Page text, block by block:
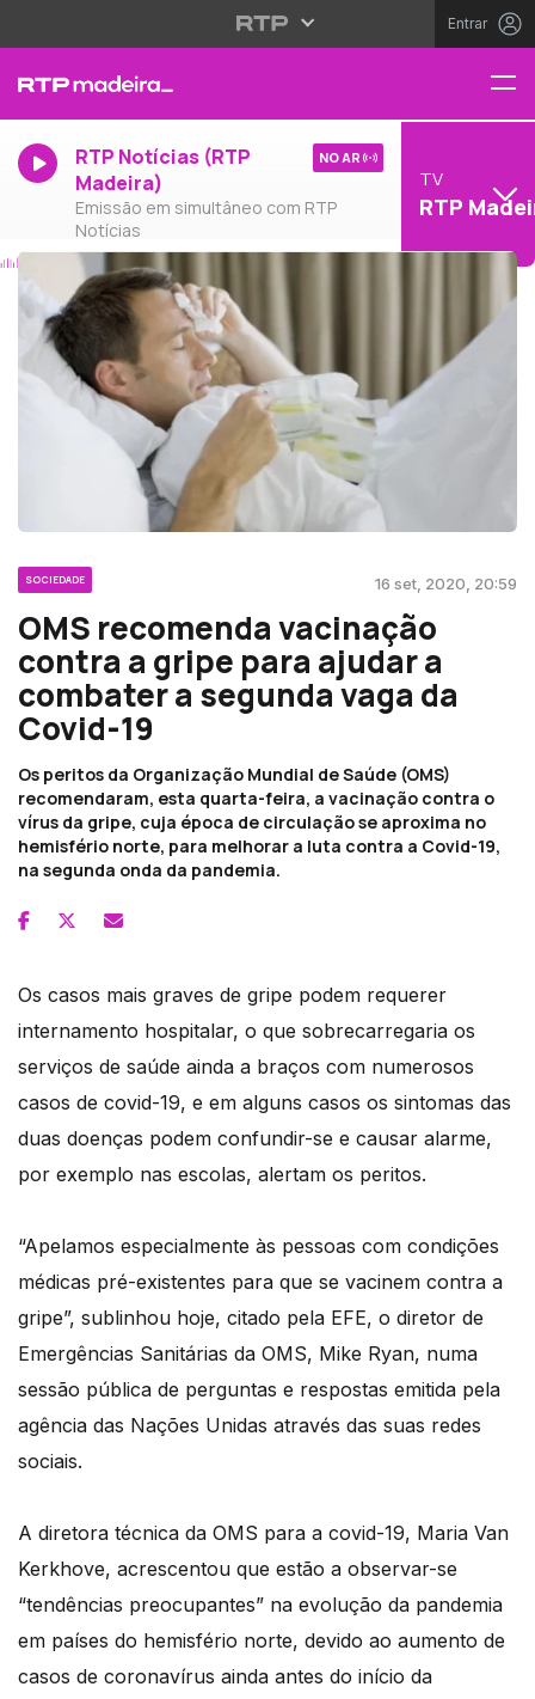
Entrar
RTP Notícias (RTP
Madeira)
Emissão em simultâneo com RTP
Notícias
NO AR
TV
RTP
SOCIEDADE 16 set, 2020, 20:59
OMS recomenda vacinação
contra a gripe para ajudar a
combater a segunda vaga da
Covid-19
Os peritos da Organização Mundial de Saúde (OMS)
recomendaram, esta quarta-feira, a vacinação contra o
vírus da gripe, cuja época de circulação se aproxima no
hemisfério norte, para melhorar a luta contra a Covid-19,
na segunda onda da pandemia.
Os casos mais graves de gripe podem requerer
internamento hospitalar, o que sobrecarregaria os
serviços de saúde ainda a braços com numerosos
casos de covid-19, e em alguns casos os sintomas das
duas doenças podem confundir-se e causar alarme,
por exemplo nas escolas, alertam os peritos.
“Apelamos especialmente às pessoas com condições
médicas pré-existentes para que se vacinem contra a
gripe”, sublinhou hoje, citado pela EFE, o diretor de
Emergências Sanitárias da OMS, Mike Ryan, numa
sessão pública de perguntas e respostas emitida pela
agência das Nações Unidas através das suas redes
sociais.
A diretora técnica da OMS para a covid-19, Maria Van
Kerkhove, acrescentou que estão a observar-se
“tendências preocupantes” na evolução da pandemia
em países do hemisfério norte, devido ao aumento de
casos de coronavírus ainda antes do início da